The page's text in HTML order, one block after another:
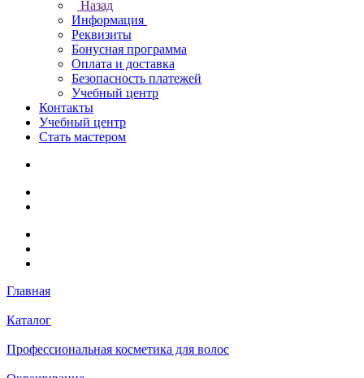
Назад
Информация
Реквизиты
Бонусная программа
Оплата и доставка
Безопасность платежей
Учебный центр
Контакты
Учебный центр
Стать мастером
Главная
Каталог
Профессиональная косметика для волос